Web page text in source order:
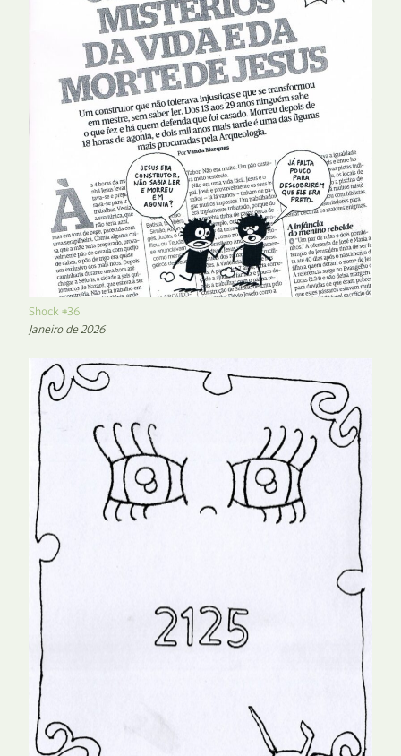
Shock #36
Janeiro de 2026